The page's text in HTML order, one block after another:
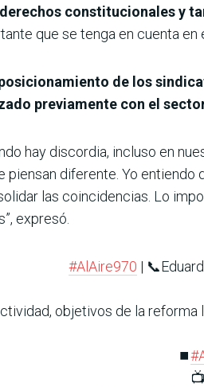
constitucionales y
que se tenga en cuenta en
de los
previamente con el
hay discordia, incluso en
piensan diferente. Yo
las coincidencias. Lo
expresó.
#AlAire970 |
objetivos de la reforma
⏹️
📺